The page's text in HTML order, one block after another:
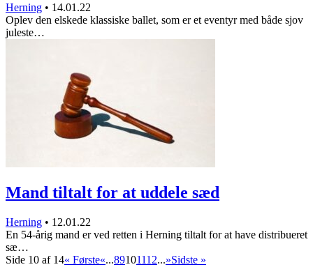
Herning • 14.01.22
Oplev den elskede klassiske ballet, som er et eventyr med både sjov
juleste…
Mand tiltalt for at uddele sæd
Herning • 12.01.22
En 54-årig mand er ved retten i Herning tiltalt for at have distribueret
sæ…
Side 10 af 14« Første«...89101112...»Sidste »